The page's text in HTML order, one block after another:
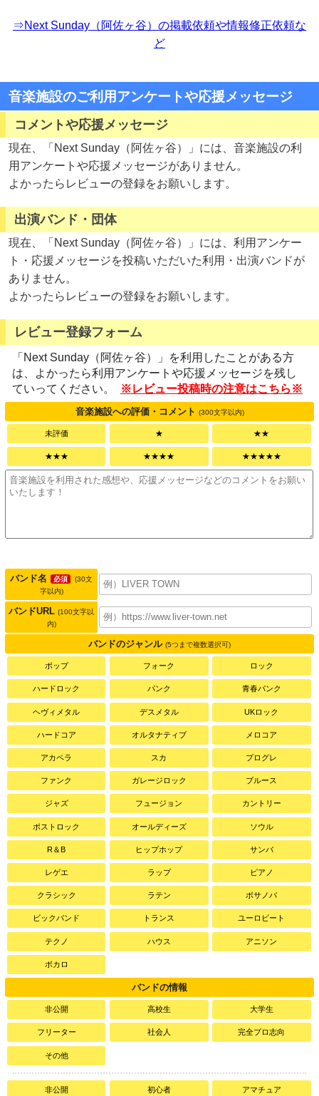
⇒Next Sunday（阿佐ヶ谷）の掲載依頼や情報修正依頼な
ど
音楽施設のご利用アンケートや応援メッセージ
コメントや応援メッセージ
現在、「Next Sunday（阿佐ヶ谷）」には、音楽施設の利
用アンケートや応援メッセージがありません。
よかったらレビューの登録をお願いします。
出演バンド・団体
現在、「Next Sunday（阿佐ヶ谷）」には、利用アンケー
ト・応援メッセージを投稿いただいた利用・出演バンドが
ありません。
よかったらレビューの登録をお願いします。
レビュー登録フォーム
「Next Sunday（阿佐ヶ谷）」を利用したことがある方
は、よかったら利用アンケートや応援メッセージを残し
ていってください。
※レビュー投稿時の注意はこちら※
音楽施設への評価・コメント (300文字以内)
未評価 ★ ★★
★★★ ★★★★ ★★★★★
バンド名 必須
(30文
字以内)
バンドURL (100文字以
内)
バンドのジャンル (5つまで複数選択可)
ポップ フォーク ロック
ハードロック パンク 青春パンク
ヘヴィメタル デスメタル UKロック
ハードコア オルタナティブ メロコア
アカペラ スカ プログレ
ファンク ガレージロック ブルース
ジャズ フュージョン カントリー
ポストロック オールディーズ ソウル
R＆B ヒップホップ サンバ
レゲエ ラップ ピアノ
クラシック ラテン ボサノバ
ビックバンド トランス ユーロビート
テクノ ハウス アニソン
ボカロ
バンドの情報
非公開 高校生 大学生
フリーター 社会人 完全プロ志向
その他
非公開 初心者 アマチュア